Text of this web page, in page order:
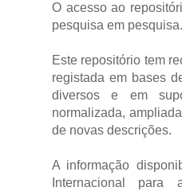
O acesso ao
pesquisa em
Este repositório tem
registada em bases
diversos e em
normalizada,
de novas descrições.
A informação
Internacional para